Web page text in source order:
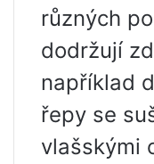
různých
dodržují
například
řepy se
vlašskými